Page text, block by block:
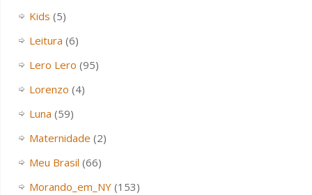
Kids (5)
Leitura (6)
Lero Lero (95)
Lorenzo (4)
Luna (59)
Maternidade (2)
Meu Brasil (66)
Morando_em_NY(153)